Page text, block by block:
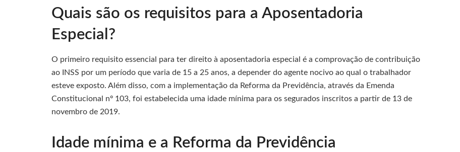
Quais são os requisitos para a Aposentadoria
Especial?
O primeiro requisito essencial para ter direito à aposentadoria especial é a comprovação de contribuição
ao INSS por um período que varia de 15 a 25 anos, a depender do agente nocivo ao qual o trabalhador
esteve exposto. Além disso, com a implementação da Reforma da Previdência, através da Emenda
Constitucional nº 103, foi estabelecida uma idade mínima para os segurados inscritos a partir de 13 de
novembro de 2019.
Idade mínima e a Reforma da Previdência